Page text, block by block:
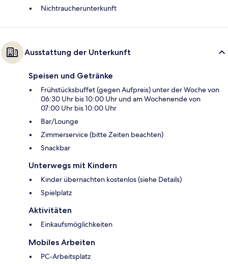
Nichtraucherunterkunft
Ausstattung der Unterkunft
Speisen und Getränke
Frühstücksbuffet (gegen Aufpreis) unter der Woche von
06:30 Uhr bis 10:00 Uhr und am Wochenende von
07:00 Uhr bis 10:00 Uhr
Bar/Lounge
Zimmerservice (bitte Zeiten beachten)
Snackbar
Unterwegs mit Kindern
Kinder übernachten kostenlos (siehe Details)
Spielplatz
Aktivitäten
Einkaufsmöglichkeiten
Mobiles Arbeiten
PC-Arbeitsplatz